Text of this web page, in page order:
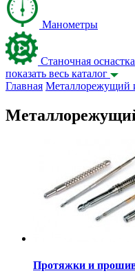
Манометры
Станочная оснастка
показать весь каталог
Главная Металлорежущий
Протяжки и